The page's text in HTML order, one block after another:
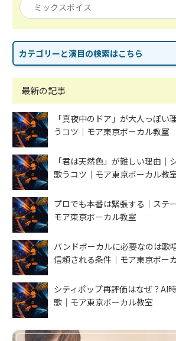
最新の記事
「真夜中のドア」が大人っぽい
うコツ｜モア東京ボーカル教室
「君は天然色」が難しい理由｜
歌うコツ｜モア東京ボーカル教
プロでも本番は緊張する｜ステ
モア東京ボーカル教室
バンドボーカルに必要なのは歌
信頼される条件｜モア東京ボー
シティポップ再評価はなぜ？AI
歌｜モア東京ボーカル教室
カテゴリーと演目の検索はこちら